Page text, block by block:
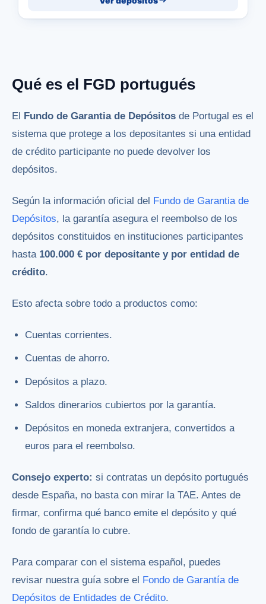
Qué es el FGD portugués
El Fundo de Garantia de Depósitos de Portugal es el
sistema que protege a los depositantes si una entidad
de crédito participante no puede devolver los
depósitos.
Según la información oficial del
Fundo de Garantia de
Depósitos, la garantía asegura el reembolso de los
depósitos constituidos en instituciones participantes
hasta 100.000 € por depositante y por entidad de
crédito.
Esto afecta sobre todo a productos como:
Cuentas corrientes.
Cuentas de ahorro.
Depósitos a plazo.
Saldos dinerarios cubiertos por la garantía.
Depósitos en moneda extranjera, convertidos a
euros para el reembolso.
Consejo experto: si contratas un depósito portugués
desde España, no basta con mirar la TAE. Antes de
firmar, confirma qué banco emite el depósito y qué
fondo de garantía lo cubre.
Para comparar con el sistema español, puedes
revisar nuestra guía sobre el
Fondo de Garantía de
Depósitos de Entidades de Crédito.